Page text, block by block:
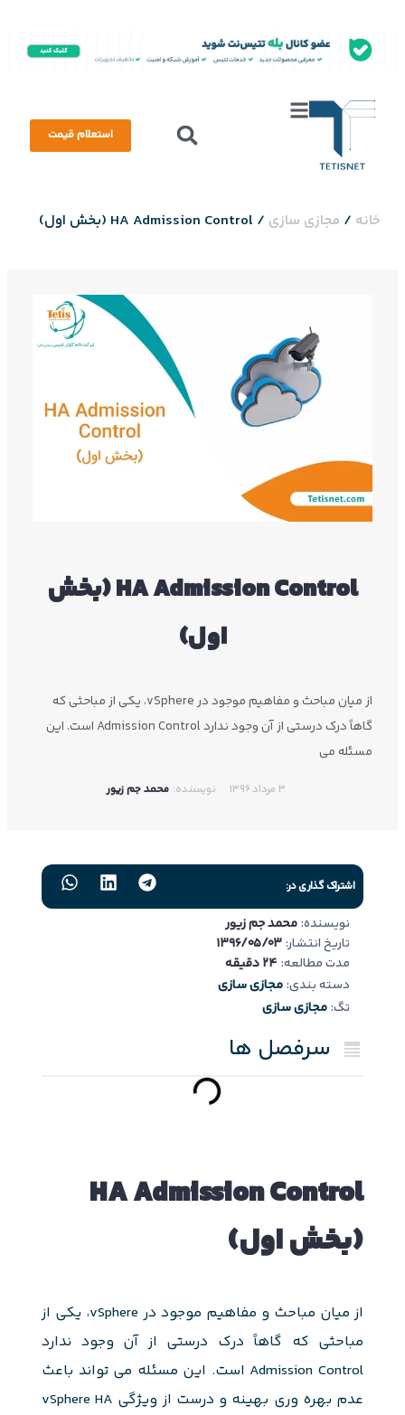
استعلام قیمت
خانه / مجازی سازی / HA Admission Control (بخش اول)
HA Admission Control (بخش
اول)
از میان مباحث و مفاهیم موجود در vSphere، یکی از مباحثی که
گاهاً درک درستی از آن وجود ندارد Admission Control است. این
مسئله می
3 مرداد 1396 نویسنده: محمد جم زیور
HA Admission Control
(بخش اول)
از میان مباحث و مفاهیم موجود در vSphere، یکی از
مباحثی که گاهاً درک درستی از آن وجود ندارد
Admission Control است. این مسئله می تواند باعث
عدم بهره وری بهینه و درست از ویژگی vSphere HA
اشتراک گذاری در:
نویسنده:محمد جم زیور
تاریخ انتشار:1396/05/03
مدت مطالعه: 24 دقیقه
دسته بندی:مجازی سازی
تگ:مجازی سازی
سرفصل ها